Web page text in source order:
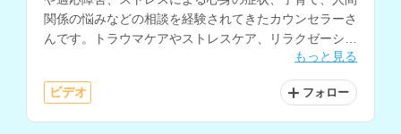
関係の悩みなどの相談を経験されてきたカウンセラーさ
んです。トラウマケアやストレスケア、リラクゼーショ
もっと見る
ビデオ フォロー